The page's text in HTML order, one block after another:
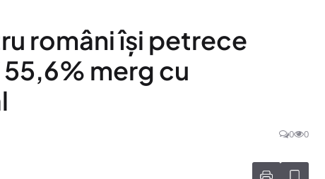
români îşi petrece
merg cu
0 0